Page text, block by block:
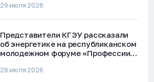
29 июля 2026
Представители КГЭУ рассказали
об энергетике на республиканском
молодежном форуме «Профессии
28 июля 2026